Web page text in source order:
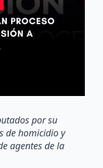
por su
de homicidio y
agentes de la